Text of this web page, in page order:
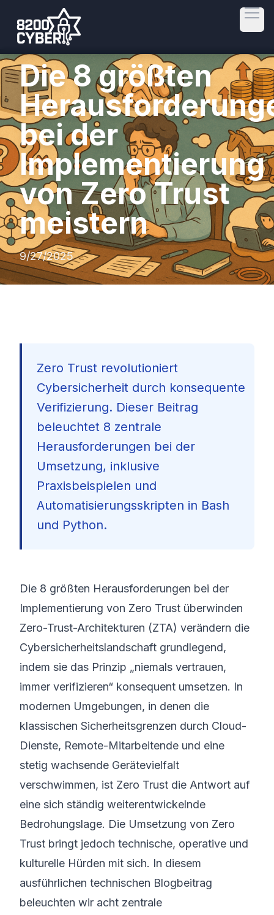
🇩🇪
Die 8 größten
bei der
Implementierung
von Zero Trust
meistern
9/27/2025
Zero Trust revolutioniert
Cybersicherheit durch konsequente
Verifizierung. Dieser Beitrag
beleuchtet 8 zentrale
Herausforderungen bei der
Umsetzung, inklusive
Praxisbeispielen und
Automatisierungsskripten in Bash
und Python.
Die 8 größten Herausforderungen bei der
Implementierung von Zero Trust überwinden
Zero-Trust-Architekturen (ZTA) verändern die
Cybersicherheitslandschaft grundlegend,
indem sie das Prinzip „niemals vertrauen,
immer verifizieren“ konsequent umsetzen. In
modernen Umgebungen, in denen die
klassischen Sicherheitsgrenzen durch Cloud-
Dienste, Remote-Mitarbeitende und eine
stetig wachsende Gerätevielfalt
verschwimmen, ist Zero Trust die Antwort auf
eine sich ständig weiterentwickelnde
Bedrohungslage. Die Umsetzung von Zero
Trust bringt jedoch technische, operative und
kulturelle Hürden mit sich. In diesem
ausführlichen technischen Blogbeitrag
beleuchten wir acht zentrale